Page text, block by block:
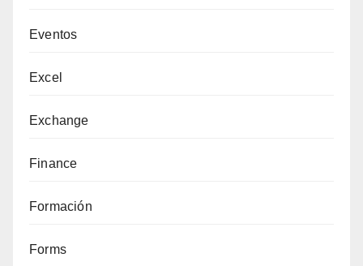
Eventos
Excel
Exchange
Finance
Formación
Forms